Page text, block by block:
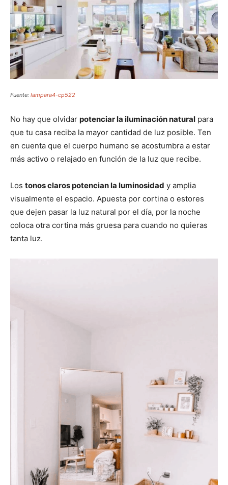
Fuente: lampara4-cp522
No hay que olvidar potenciar la iluminación natural para
que tu casa reciba la mayor cantidad de luz posible. Ten
en cuenta que el cuerpo humano se acostumbra a estar
más activo o relajado en función de la luz que recibe.
Los tonos claros potencian la luminosidad y amplia
visualmente el espacio. Apuesta por cortina o estores
que dejen pasar la luz natural por el día, por la noche
coloca otra cortina más gruesa para cuando no quieras
tanta luz.